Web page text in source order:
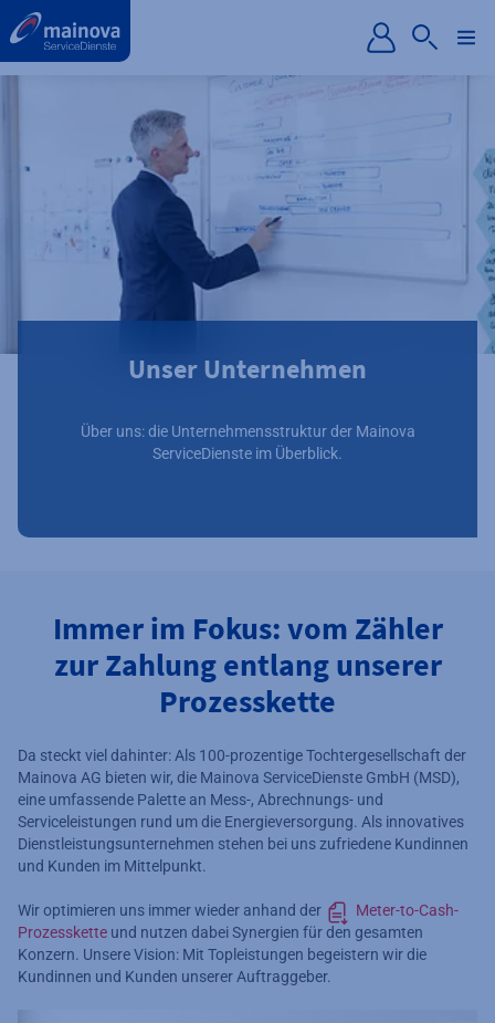
label.aria.preskip
Unser Unternehmen
Über uns: die Unternehmensstruktur der Mainova
ServiceDienste im Überblick.
Immer im Fokus: vom Zähler
zur Zahlung entlang unserer
Prozesskette
Da steckt viel dahinter: Als 100-prozentige Tochtergesellschaft der
Mainova AG bieten wir, die Mainova ServiceDienste GmbH (MSD),
eine umfassende Palette an Mess-, Abrechnungs- und
Serviceleistungen rund um die Energieversorgung. Als innovatives
Dienstleistungsunternehmen stehen bei uns zufriedene Kundinnen
und Kunden im Mittelpunkt.
Wir optimieren uns immer wieder anhand der
Meter-to-Cash-
Prozesskette und nutzen dabei Synergien für den gesamten
Konzern. Unsere Vision: Mit Topleistungen begeistern wir die
Kundinnen und Kunden unserer Auftraggeber.